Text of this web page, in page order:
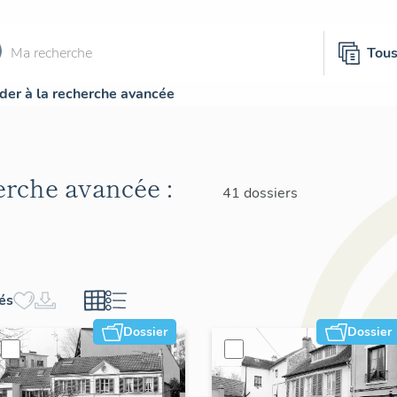
à la recherche avancée
avancée : 41 dossiers
Dossier Dossier